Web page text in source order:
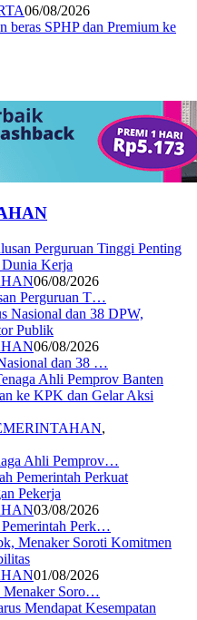
06/08/2026
SPHP dan Premium ke
06/08/2026
Perguruan T…
06/08/2026
dan 38 …
,
Ahli Pemprov…
03/08/2026
Perk…
01/08/2026
Menaker Soro…